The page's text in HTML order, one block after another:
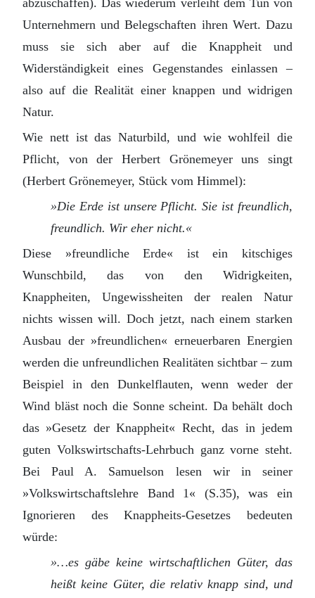
abzuschaffen). Das wiederum verleiht dem Tun von
Unternehmern und Belegschaften ihren Wert. Dazu
muss sie sich aber auf die Knappheit und
Widerständigkeit eines Gegenstandes einlassen –
also auf die Realität einer knappen und widrigen
Natur.
Wie nett ist das Naturbild, und wie wohlfeil die
Pflicht, von der Herbert Grönemeyer uns singt
(Herbert Grönemeyer, Stück vom Himmel):
»Die Erde ist unsere Pflicht. Sie ist freundlich,
freundlich. Wir eher nicht.«
Diese »freundliche Erde« ist ein kitschiges
Wunschbild, das von den Widrigkeiten,
Knappheiten, Ungewissheiten der realen Natur
nichts wissen will. Doch jetzt, nach einem starken
Ausbau der »freundlichen« erneuerbaren Energien
werden die unfreundlichen Realitäten sichtbar – zum
Beispiel in den Dunkelflauten, wenn weder der
Wind bläst noch die Sonne scheint. Da behält doch
das »Gesetz der Knappheit« Recht, das in jedem
guten Volkswirtschafts-Lehrbuch ganz vorne steht.
Bei Paul A. Samuelson lesen wir in seiner
»Volkswirtschaftslehre Band 1« (S.35), was ein
Ignorieren des Knappheits-Gesetzes bedeuten
würde:
»…es gäbe keine wirtschaftlichen Güter, das
heißt keine Güter, die relativ knapp sind, und